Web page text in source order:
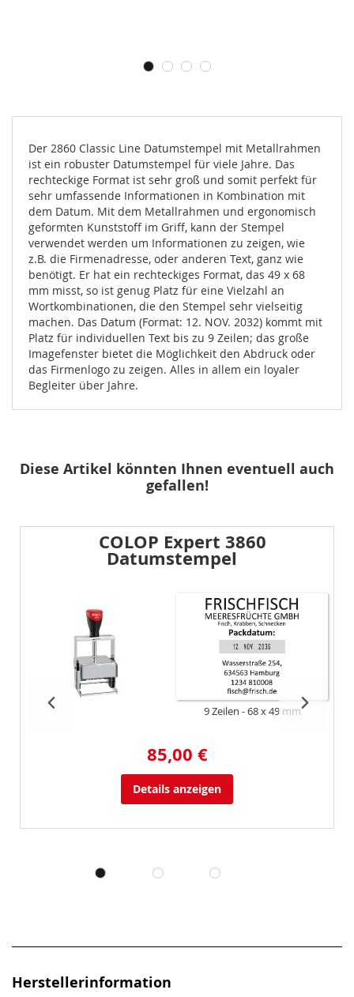
Der 2860 Classic Line Datumstempel mit Metallrahmen
ist ein robuster Datumstempel für viele Jahre. Das
rechteckige Format ist sehr groß und somit perfekt für
sehr umfassende Informationen in Kombination mit
dem Datum. Mit dem Metallrahmen und ergonomisch
geformten Kunststoff im Griff, kann der Stempel
verwendet werden um Informationen zu zeigen, wie
z.B. die Firmenadresse, oder anderen Text, ganz wie
benötigt. Er hat ein rechteckiges Format, das 49 x 68
mm misst, so ist genug Platz für eine Vielzahl an
Wortkombinationen, die den Stempel sehr vielseitig
machen. Das Datum (Format: 12. NOV. 2032) kommt mit
Platz für individuellen Text bis zu 9 Zeilen; das große
Imagefenster bietet die Möglichkeit den Abdruck oder
das Firmenlogo zu zeigen. Alles in allem ein loyaler
Begleiter über Jahre.
Diese Artikel könnten Ihnen eventuell auch
gefallen!
COLOP Expert 3860
Datumstempel
9 Zeilen 68 x 49 mm
85,00 €
Details anzeigen
Herstellerinformation